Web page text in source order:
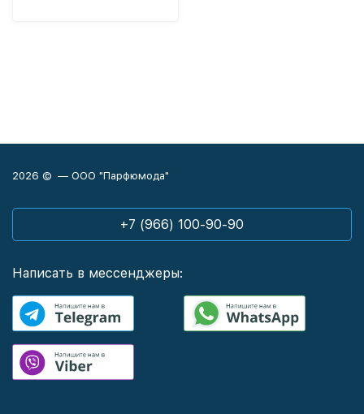
2026 © — ООО "Парфюмода"
+7 (966) 100-90-90
Написать в мессенджеры: